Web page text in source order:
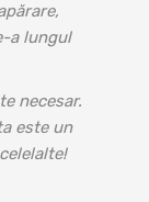
a lungul
necesar.
este un